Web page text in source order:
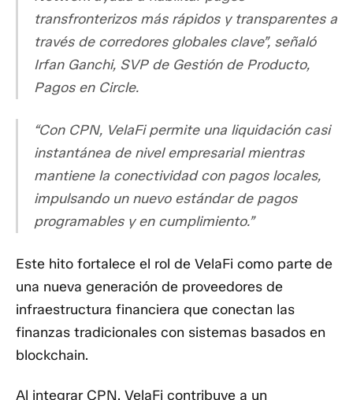
transfronterizos más rápidos y transparentes a
través de corredores globales clave”, señaló
Irfan Ganchi, SVP de Gestión de Producto,
Pagos en Circle.
“Con CPN, VelaFi permite una liquidación casi
instantánea de nivel empresarial mientras
mantiene la conectividad con pagos locales,
impulsando un nuevo estándar de pagos
programables y en cumplimiento.”
Este hito fortalece el rol de VelaFi como parte de
una nueva generación de proveedores de
infraestructura financiera que conectan las
finanzas tradicionales con sistemas basados en
blockchain.
Al integrar CPN, VelaFi contribuye a un